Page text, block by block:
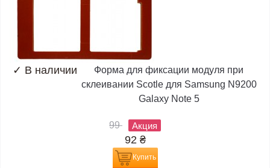
✓ В наличии
Форма для фиксации модуля при
склеивании Scotle для Samsung N9200
Galaxy Note 5
99 Акция
92 ₴
Купить